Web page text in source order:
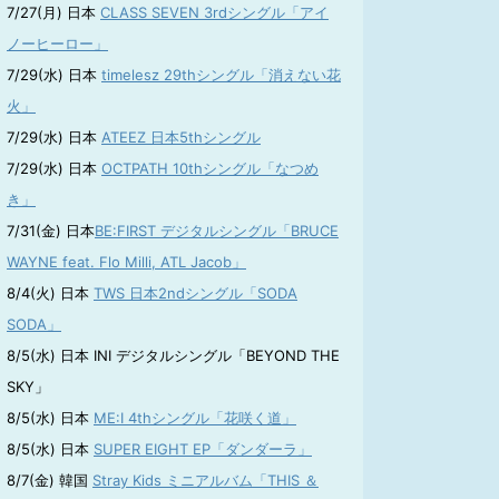
7/27(月) 日本 CLASS SEVEN 3rdシングル「アイ
ノーヒーロー」
7/29(水) 日本 timelesz 29thシングル「消えない花
火」
7/29(水) 日本 ATEEZ 日本5thシングル
7/29(水) 日本 OCTPATH 10thシングル「なつめ
き」
7/31(金) 日本BE:FIRST デジタルシングル「BRUCE
WAYNE feat. Flo Milli, ATL Jacob」
8/4(火) 日本 TWS 日本2ndシングル「SODA
SODA」
8/5(水) 日本 INI デジタルシングル「BEYOND THE
SKY」
8/5(水) 日本 ME:I 4thシングル「花咲く道」
8/5(水) 日本 SUPER EIGHT EP「ダンダーラ」
8/7(金) 韓国 Stray Kids ミニアルバム「THIS ＆